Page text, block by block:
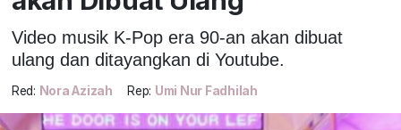
Video musik K-Pop era 90-an akan dibuat
ulang dan ditayangkan di Youtube.
Red: Nora Azizah Rep: Umi Nur Fadhilah